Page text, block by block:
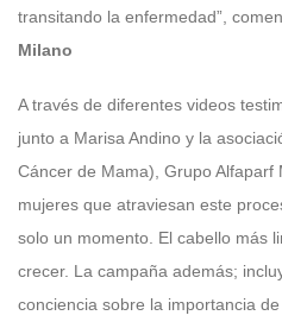
transitando la enfermedad”,
Milano
A través de diferentes videos
junto a Marisa Andino y la
Cáncer de Mama), Grupo
mujeres que atraviesan este
solo un momento. El cabello más
crecer. La campaña además;
conciencia sobre la importancia